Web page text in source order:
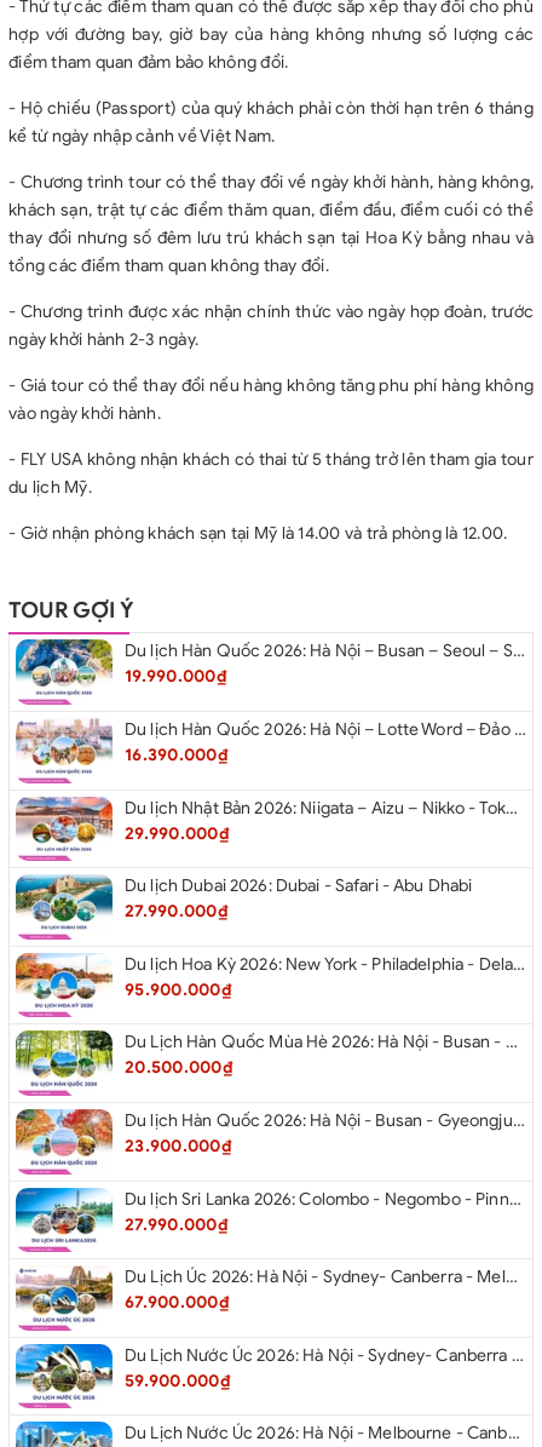
- Thứ tự các điểm tham quan có thể được sắp xếp thay đổi cho phù
hợp với đường bay, giờ bay của hàng không nhưng số lượng các
điểm tham quan đảm bảo không đổi.
- Hộ chiếu (Passport) của quý khách phải còn thời hạn trên 6 tháng
kể từ ngày nhập cảnh về Việt Nam.
- Chương trình tour có thể thay đổi về ngày khởi hành, hàng không,
khách sạn, trật tự các điểm thăm quan, điểm đầu, điểm cuối có thể
thay đổi nhưng số đêm lưu trú khách sạn tại Hoa Kỳ bằng nhau và
tổng các điểm tham quan không thay đổi.
- Chương trình được xác nhận chính thức vào ngày họp đoàn, trước
ngày khởi hành 2-3 ngày.
- Giá tour có thể thay đổi nếu hàng không tăng phu phí hàng không
vào ngày khởi hành.
- FLY USA không nhận khách có thai từ 5 tháng trở lên tham gia tour
du lịch Mỹ.
- Giờ nhận phòng khách sạn tại Mỹ là 14.00 và trả phòng là 12.00.
TOUR GỢI Ý
Du lịch Hàn Quốc 2026: Hà Nội – Busan – Seoul – Starfiled – Lotte Worf
19.990.000₫
Du lịch Hàn Quốc 2026: Hà Nội – Lotte Word – Đảo Nami – Làng Cổ Hanok Bukchon
16.390.000₫
Du lịch Nhật Bản 2026: Niigata – Aizu – Nikko - Tokyo – Niigata từ Hà Nội
29.990.000₫
Du lịch Dubai 2026: Dubai - Safari - Abu Dhabi
27.990.000₫
Du lịch Hoa Kỳ 2026: New York - Philadelphia - Delaware - Washington D.C. - Las Vegas - Red Rock Canyon - Quận Cam - Santa Monica - Hollywood - San Diego - Los Angeles.
95.900.000₫
Du Lịch Hàn Quốc Mùa Hè 2026: Hà Nội - Busan - Gyeongju - Seoul - Đảo Nami - Tàu Điện Ven Biển Haeundae - Cầu Kính Oryukdo - Làng Văn Hóa Huinnyeoul
20.500.000₫
Du lịch Hàn Quốc 2026: Hà Nội - Busan - Gyeongju - Seoul - Đảo Nami - Tàu Điện Ven Biển Haeundae - Cỏ Hồng Muhly - Làng Văn Hóa Huinnyeoul
23.900.000₫
Du lịch Sri Lanka 2026: Colombo - Negombo - Pinnawala - Kandy - Kalutara - Nuwara - Eliya
27.990.000₫
Du Lịch Úc 2026: Hà Nội - Sydney- Canberra - Melbourne - Hà Nội
67.900.000₫
Du Lịch Nước Úc 2026: Hà Nội - Sydney- Canberra - Melbourne - Hà Nội
59.900.000₫
Du Lịch Nước Úc 2026: Hà Nội - Melbourne - Canberra - Sydney - Hà Nội